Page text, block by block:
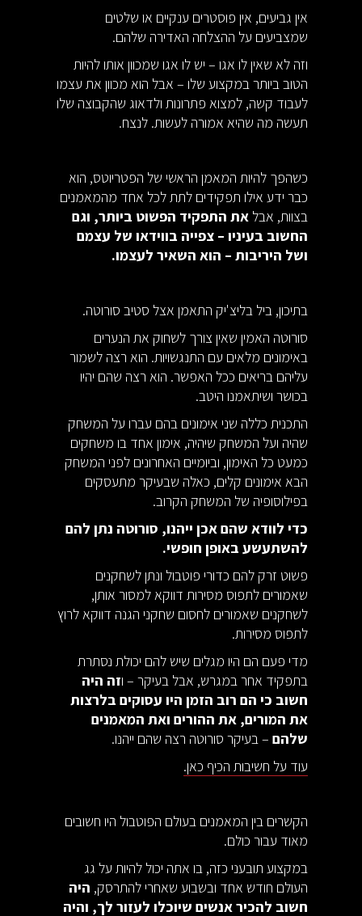
אין גביעים, אין פוסטרים ענקיים או שלטים
שמצביעים על ההצלחה האדירה שלהם.
וזה לא שאין לו אגו – יש לו אגו שמכוון אותו להיות
הטוב ביותר במקצוע שלו – אבל הוא מכוון את עצמו
לעבוד קשה, למצוא פתרונות ולדאוג שהקבוצה שלו
תעשה מה שהיא אמורה לעשות. לנצח.
כשהפך להיות המאמן הראשי של הפטריוטס, הוא
כבר ידע אילו תפקידים לתת לכל אחד מהמאמנים
בצוות, אבלאת התפקיד הפשוט ביותר, וגם
החשוב בעיניו – צפייה בווידאו של עצמם
ושל היריבות – הוא השאיר לעצמו.
בתיכון, ביל בליצ'יק התאמן אצל סטיב סורוטה.
סורוטה האמין שאין צורך לשחוק את הנערים
באימונים מלאים עם התנגשויות. הוא רצה לשמור
עליהם בריאים ככל האפשר. הוא רצה שהם יהיו
בכושר ושיתאמנו היטב.
התכנית כללה שני אימונים בהם עברו על המשחק
שהיה ועל המשחק שיהיה, אימון אחד בו משחקים
כמעט כל האימון, וביומיים האחרונים לפני המשחק
הבא אימונים קלים, כאלה שבעיקר מתעסקים
בפילוסופיה של המשחק הקרוב.
כדי לוודא שהם אכן ייהנו, סורוטה נתן להם
להשתעשע באופן חופשי.
פשוט זרק להם כדורי פוטבול ונתן לשחקנים
שאמורים לתפוס מסירות דווקא למסור אותן,
לשחקנים שאמורים לחסום שחקני הגנה דווקא לרוץ
לתפוס מסירות.
מדי פעם הם היו מגלים שיש להם יכולת נסתרת
בתפקיד אחר במגרש, אבל בעיקר – וזה היה
חשוב כי הם רוב הזמן היו עסוקים בלרצות
את המורים, את ההורים ואת המאמנים
שלהם – בעיקר סורוטה רצה שהם ייהנו.
עוד על חשיבות הכיף כאן.
הקשרים בין המאמנים בעולם הפוטבול היו חשובים
מאוד עבור כולם.
במקצוע תובעני כזה, בו אתה יכול להיות על גג
העולם חודש אחד ובשבוע שאחרי להתרסק, היה
חשוב להכיר אנשים שיוכלו לעזור לך, והיה